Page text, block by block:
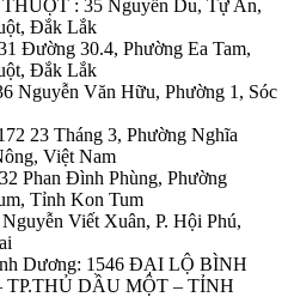
: 35 Nguyễn Du, Tự An,
Đắk Lắk
Đường 30.4, Phường Ea Tam,
Đắk Lắk
Nguyễn Văn Hữu, Phường 1, Sóc
23 Tháng 3, Phường Nghĩa
Việt Nam
Phan Đình Phùng, Phường
Tỉnh Kon Tum
Viết Xuân, P. Hội Phú,
Dương: 1546 ĐẠI LỘ BÌNH
TP.THỦ DẦU MỘT – TỈNH